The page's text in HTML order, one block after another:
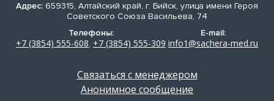
Адрес: 659315, Алтайский край, г. Бийск, улица имени Героя
Советского Союза Васильева, 74
Телефоны:
+7 (3854) 555-608, +7 (3854) 555-309
E-mail:
info1@sachera-med.ru
Связаться с менеджером
Анонимное сообщение